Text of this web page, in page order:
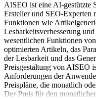
AISEO ist eine AI-gestützte
Ersteller und SEO-Experten
Funktionen wie
Lesbarkeitsverbesserung
wesentlichen Funktionen
optimierten Artikeln, das
der Lesbarkeit und das
Preisgestaltung von AISEO
Anforderungen der
Preispläne, die monatlich
Der Preis für den